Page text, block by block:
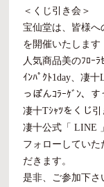
＜くじ引き会＞
宝仙堂は、皆様へ
を開催いたします
人気商品美のﾌﾛｰﾗ
ｲﾝﾊﾟｸﾄ1day、凄
っぽんｺﾗｰｹﾞﾝ、す
凄十Tｼｬﾂをくじ
凄十公式「 LINE
フォローしてい
だきます。
是非、ご参加下さ